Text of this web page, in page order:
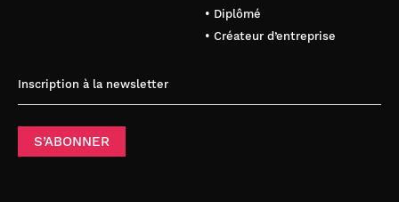
• Diplômé
• Créateur d’entreprise
Inscription à la newsletter
S’ABONNER